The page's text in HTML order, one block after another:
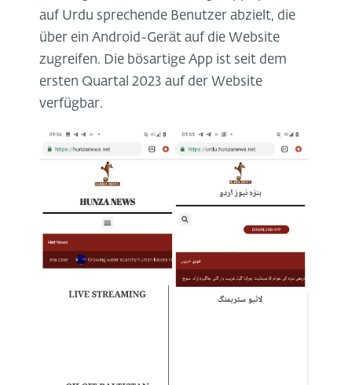
auf Urdu sprechende Benutzer abzielt, die
über ein Android-Gerät auf die Website
zugreifen. Die bösartige App ist seit dem
ersten Quartal 2023 auf der Website
verfügbar.